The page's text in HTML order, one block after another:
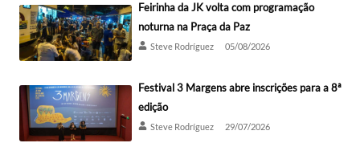
Feirinha da JK volta com programação
noturna na Praça da Paz
Steve Rodríguez 05/08/2026
Festival 3 Margens abre inscrições para a 8ª
edição
Steve Rodríguez 29/07/2026